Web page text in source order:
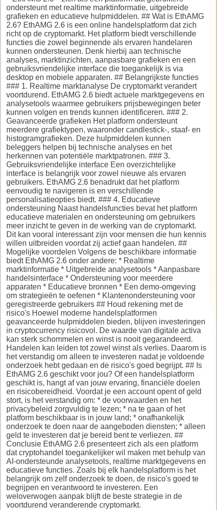
ondersteunt met realtime marktinformatie, uitgebreide
grafieken en educatieve hulpmiddelen. ## Wat is EthAMG
2.6? EthAMG 2.6 is een online handelsplatform dat zich
richt op de cryptomarkt. Het platform biedt verschillende
functies die zowel beginnende als ervaren handelaren
kunnen ondersteunen. Denk hierbij aan technische
analyses, marktinzichten, aanpasbare grafieken en een
gebruiksvriendelijke interface die toegankelijk is via
desktop en mobiele apparaten. ## Belangrijkste functies
### 1. Realtime marktanalyse De cryptomarkt verandert
voortdurend. EthAMG 2.6 biedt actuele marktgegevens en
analysetools waarmee gebruikers prijsbewegingen beter
kunnen volgen en trends kunnen identificeren. ### 2.
Geavanceerde grafieken Het platform ondersteunt
meerdere grafiektypen, waaronder candlestick-, staaf- en
histogramgrafieken. Deze hulpmiddelen kunnen
beleggers helpen bij technische analyses en het
herkennen van potentiële marktpatronen. ### 3.
Gebruiksvriendelijke interface Een overzichtelijke
interface is belangrijk voor zowel nieuwe als ervaren
gebruikers. EthAMG 2.6 benadrukt dat het platform
eenvoudig te navigeren is en verschillende
personalisatieopties biedt. ### 4. Educatieve
ondersteuning Naast handelsfuncties bevat het platform
educatieve materialen en ondersteuning om gebruikers
meer inzicht te geven in de werking van de cryptomarkt.
Dit kan vooral interessant zijn voor mensen die hun kennis
willen uitbreiden voordat zij actief gaan handelen. ##
Mogelijke voordelen Volgens de beschikbare informatie
biedt EthAMG 2.6 onder andere: * Realtime
marktinformatie * Uitgebreide analysetools * Aanpasbare
handelsinterface * Ondersteuning voor meerdere
apparaten * Educatieve bronnen * Een demo-omgeving
om strategieën te oefenen * Klantenondersteuning voor
geregistreerde gebruikers ## Houd rekening met de
risico's Hoewel moderne handelsplatformen
geavanceerde hulpmiddelen bieden, blijven investeringen
in cryptocurrency risicovol. De waarde van digitale activa
kan sterk schommelen en winst is nooit gegarandeerd.
Handelen kan leiden tot zowel winst als verlies. Daarom is
het verstandig om alleen te investeren nadat je voldoende
onderzoek hebt gedaan en de risico's goed begrijpt. ## Is
EthAMG 2.6 geschikt voor jou? Of een handelsplatform
geschikt is, hangt af van jouw ervaring, financiële doelen
en risicobereidheid. Voordat je een account opent of geld
stort, is het verstandig om: * de voorwaarden en het
privacybeleid zorgvuldig te lezen; * na te gaan of het
platform beschikbaar is in jouw land; * onafhankelijk
onderzoek te doen naar de aangeboden diensten; * alleen
geld te investeren dat je bereid bent te verliezen. ##
Conclusie EthAMG 2.6 presenteert zich als een platform
dat cryptohandel toegankelijker wil maken met behulp van
AI-ondersteunde analysetools, realtime marktgegevens en
educatieve functies. Zoals bij elk handelsplatform is het
belangrijk om zelf onderzoek te doen, de risico's goed te
begrijpen en verantwoord te investeren. Een
weloverwogen aanpak blijft de beste strategie in de
voortdurend veranderende cryptomarkt.